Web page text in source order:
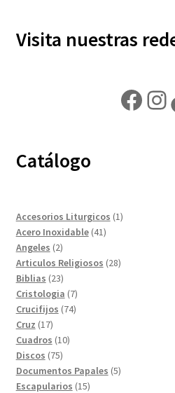
Visita nuestras
Catálogo
Accesorios Liturgicos 11
Acero Inoxidable 4141
Angeles 22
productos
Articulos Religiosos 2828
Biblias 2323
productos
Cristologia 77
productos
Crucifijos 7474
Cruz 1717
productos
Cuadros 1010
Discos 7575
productos
Documentos Papales 55
Escapularios 1515